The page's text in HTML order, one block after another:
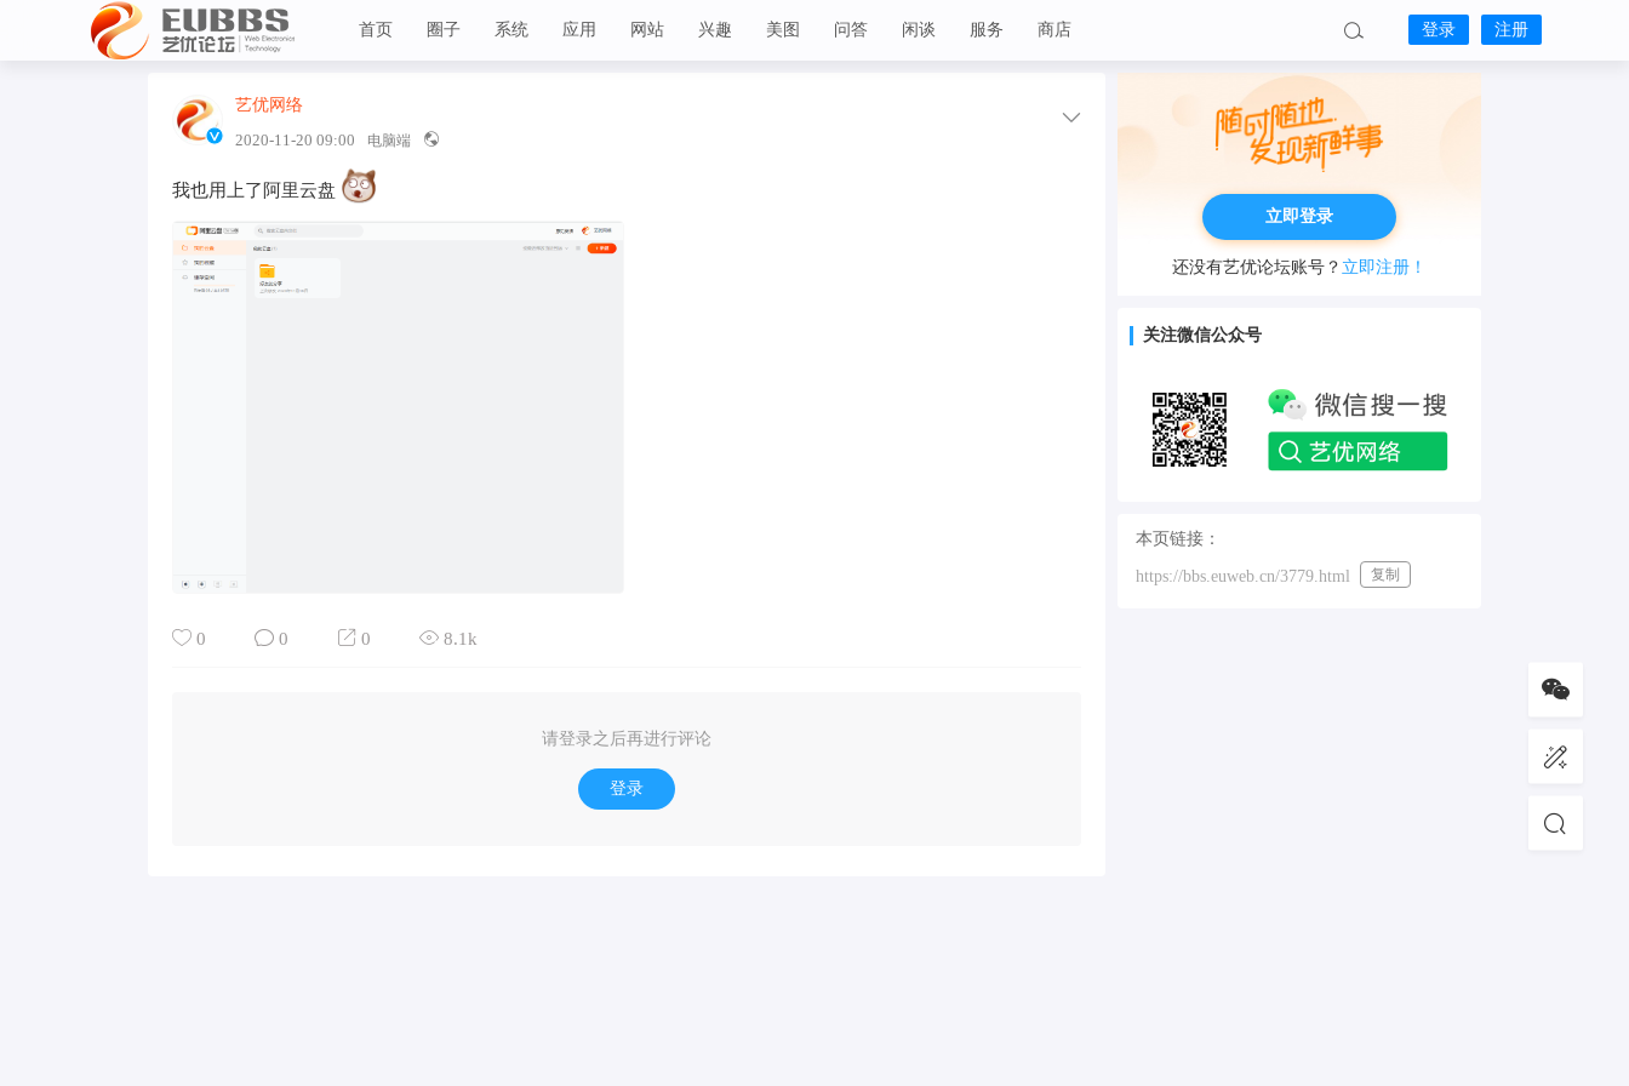
首页 圈子 系统 应用 网站 兴趣 美图 问答 闲谈 服务 商店 登录 注册
艺优网络
2020-11-20 09:00 电脑端
我也用上了阿里云盘
0 0 0 8.1k
请登录之后再进行评论
登录
立即登录
还没有艺优论坛账号？ 立即注册！
关注微信公众号
本页链接：
https://bbs.euweb.cn/3779.html 复制